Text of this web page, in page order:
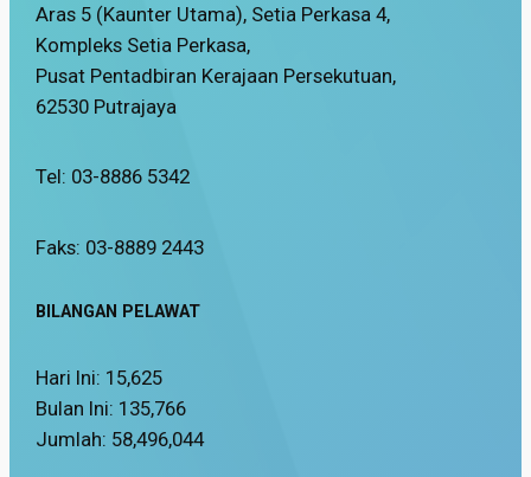
Aras 5 (Kaunter Utama), Setia Perkasa 4,
Kompleks Setia Perkasa,
Pusat Pentadbiran Kerajaan Persekutuan,
62530 Putrajaya
Tel: 03-8886 5342
Faks: 03-8889 2443
BILANGAN PELAWAT
Hari Ini: 15,625
Bulan Ini: 135,766
Jumlah: 58,496,044